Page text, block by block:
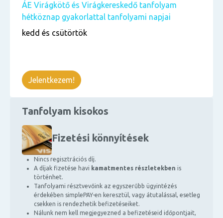
Tanfolyam kisokos
Fizetési könnyítések
Nincs regisztrációs díj.
A díjak fizetése havi kamatmentes részletekben is
történhet.
Tanfolyami résztvevőink az egyszerűbb ügyintézés
érdekében simplePAY-en keresztül, vagy átutalással, esetleg
csekken is rendezhetik befizetéseiket.
Nálunk nem kell megjegyezned a befizetéseid időpontjait,
ÁE Virágkötő és Virágkereskedő tanfolyam
hétköznap gyakorlattal tanfolyami napjai
kedd és csütörtök
Jelentkezem!